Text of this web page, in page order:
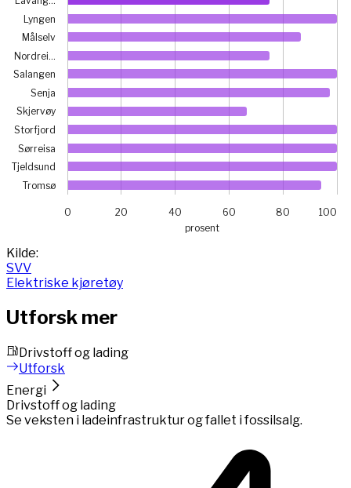
prosent
Lyngen
Målselv
Nordrei…
Salangen
Senja
Skjervøy
Storfjord
Sørreisa
Tjeldsund
Tromsø
0 20 40 60 80 100
End of interactive chart.
Kilde:
SVV
Elektriske kjøretøy
Utforsk mer
Drivstoff og lading
Utforsk
Energi
Drivstoff og lading
Se veksten i ladeinfrastruktur og fallet i fossilsalg.